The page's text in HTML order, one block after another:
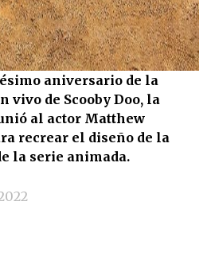
aniversario de la
vivo de Scooby Doo, la
al actor Matthew
recrear el diseño de la
la serie animada.